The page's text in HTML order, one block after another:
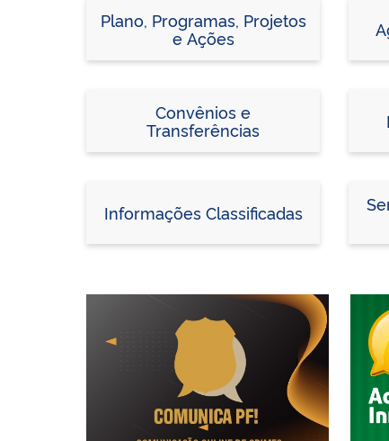
Plano, Programas, Projetos
e Ações
Convênios e
Transferências
Informações Classificadas